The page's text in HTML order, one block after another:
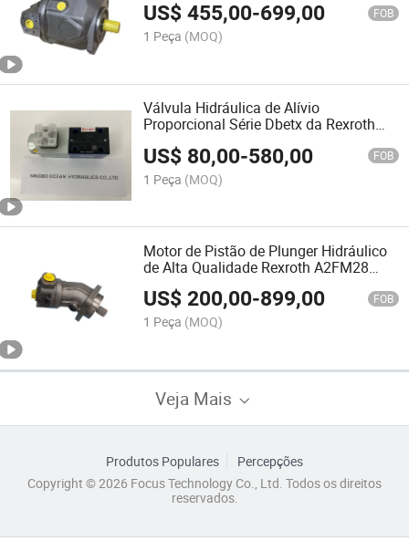
US$455,00-699,00 FOB
1 Peça (MOQ)
Válvula Hidráulica de Alívio
Proporcional Série Dbetx da Rexroth
US$ 80,00-580,00 FOB
1 Peça (MOQ)
Motor de Pistão de Plunger Hidráulico
de Alta Qualidade Rexroth A2FM28
Série
US$200,00-899,00 FOB
1 Peça (MOQ)
Veja Mais
Produtos Populares
Percepções
Copyright © 2026 Focus Technology Co., Ltd. Todos os direitos
reservados.